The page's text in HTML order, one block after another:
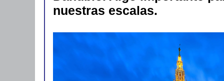
nuestras escalas.